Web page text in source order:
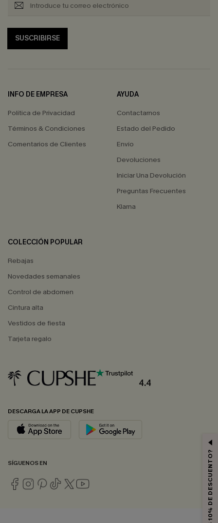
SUSCRIBIRSE
INFO DE EMPRESA
Política de Privacidad
Términos & Condiciones
Comentarios de Clientes
AYUDA
Contactarnos
Estado del Pedido
Envío
Devoluciones
Iniciar Una Devolución
Preguntas Frecuentes
Klarna
COLECCIÓN POPULAR
Rebajas
Novedades semanales
Control de abdomen
Cintura alta
Vestidos de fiesta
Tarjeta regalo
4.4
DESCARGA LA APP DE CUPSHE
SÍGUENOS EN